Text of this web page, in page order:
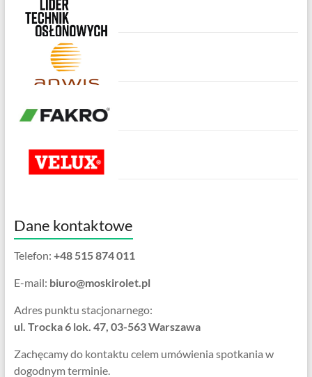
Dane kontaktowe
Telefon: +48 515 874 011
E-mail: biuro@moskirolet.pl
Adres punktu stacjonarnego:
ul. Trocka 6 lok. 47, 03-563 Warszawa
Zachęcamy do kontaktu celem umówienia spotkania w
dogodnym terminie.